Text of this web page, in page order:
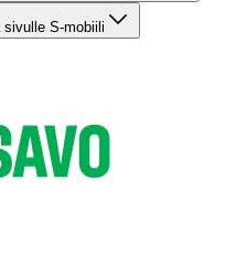
S-mobiili